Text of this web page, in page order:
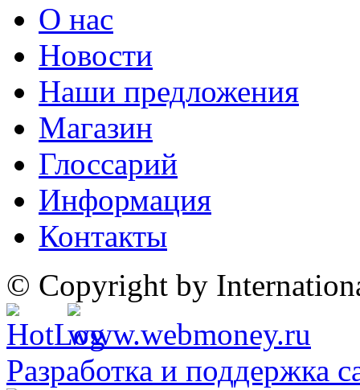
О нас
Новости
Наши предложения
Магазин
Глоссарий
Информация
Контакты
© Copyright by
Разработка и поддержка